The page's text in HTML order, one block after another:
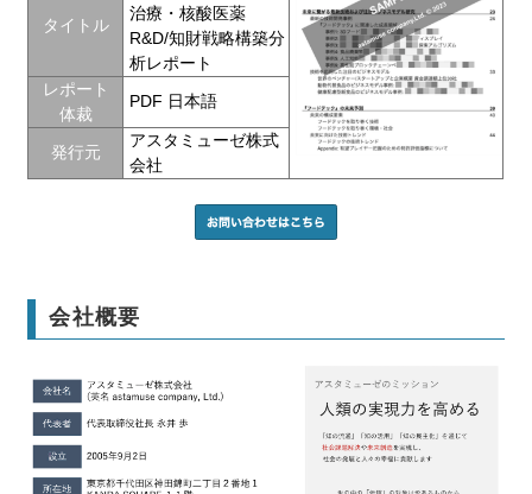
タイトル
治療・核酸医薬
R&D/知財戦略構築分
析レポート
レポート
体裁
PDF 日本語
発行元
アスタミューゼ株式
会社
会社概要